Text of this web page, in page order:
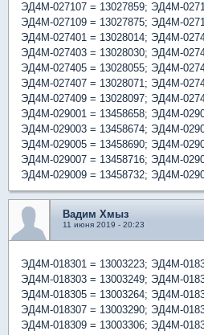
ЭД4М-027107 = 13027859; ЭД4М-
ЭД4М-027109 = 13027875; ЭД4М-
ЭД4М-027401 = 13028014; ЭД4М-
ЭД4М-027403 = 13028030; ЭД4М-
ЭД4М-027405 = 13028055; ЭД4М-
ЭД4М-027407 = 13028071; ЭД4М-
ЭД4М-027409 = 13028097; ЭД4М-
ЭД4М-029001 = 13458658; ЭД4М-
ЭД4М-029003 = 13458674; ЭД4М-
ЭД4М-029005 = 13458690; ЭД4М-
ЭД4М-029007 = 13458716; ЭД4М-
ЭД4М-029009 = 13458732; ЭД4М-
Вадим Хмыз
11 июня 2019 - 20:23
ЭД4М-018301 = 13003223; ЭД4М-
ЭД4М-018303 = 13003249; ЭД4М-
ЭД4М-018305 = 13003264; ЭД4М-
ЭД4М-018307 = 13003290; ЭД4М-
ЭД4М-018309 = 13003306; ЭД4М-